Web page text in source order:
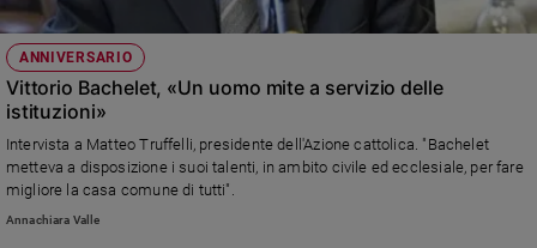
Papa
Papa
Chiesa
Chiesa
Fede
ANNIVERSARIO
Vittorio Bachelet, «Un uomo mite a servizio delle
istituzioni»
Intervista a Matteo Truffelli, presidente dell'Azione cattolica. "Bachelet
metteva a disposizione i suoi talenti, in ambito civile ed ecclesiale, per fare
migliore la casa comune di tutti".
Annachiara Valle